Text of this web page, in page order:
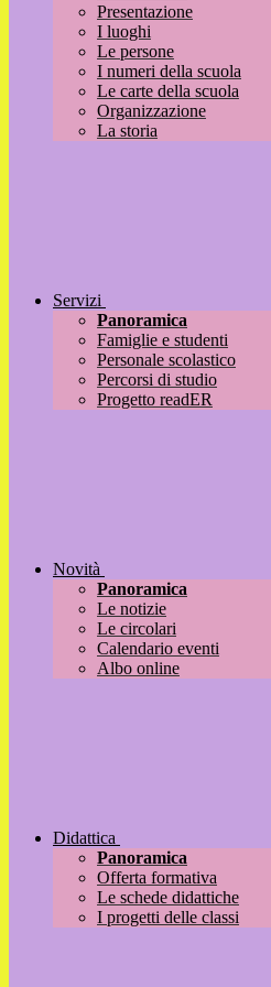
Presentazione
I luoghi
Le persone
I numeri della scuola
Le carte della scuola
Organizzazione
La storia
Servizi
Panoramica
Famiglie e studenti
Personale scolastico
Percorsi di studio
Progetto readER
Novità
Panoramica
Le notizie
Le circolari
Calendario eventi
Albo online
Didattica
Panoramica
Offerta formativa
Le schede didattiche
I progetti delle classi